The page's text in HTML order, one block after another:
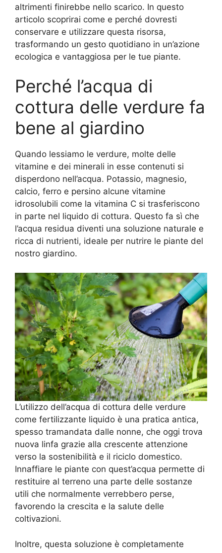
altrimenti finirebbe nello scarico. In questo
articolo scoprirai come e perché dovresti
conservare e utilizzare questa risorsa,
trasformando un gesto quotidiano in un’azione
ecologica e vantaggiosa per le tue piante.
Perché l’acqua di
cottura delle verdure fa
bene al giardino
Quando lessiamo le verdure, molte delle
vitamine e dei minerali in esse contenuti si
disperdono nell’acqua. Potassio, magnesio,
calcio, ferro e persino alcune vitamine
idrosolubili come la vitamina C si trasferiscono
in parte nel liquido di cottura. Questo fa sì che
l’acqua residua diventi una soluzione naturale e
ricca di nutrienti, ideale per nutrire le piante del
nostro giardino.
L’utilizzo dell’acqua di cottura delle verdure
come fertilizzante liquido è una pratica antica,
spesso tramandata dalle nonne, che oggi trova
nuova linfa grazie alla crescente attenzione
verso la sostenibilità e il riciclo domestico.
Innaffiare le piante con quest’acqua permette di
restituire al terreno una parte delle sostanze
utili che normalmente verrebbero perse,
favorendo la crescita e la salute delle
coltivazioni.
Inoltre, questa soluzione è completamente